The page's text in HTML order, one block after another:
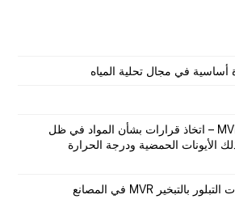
أساسية في مجال تحلية المياه
دليل اختيار مادة مبخر MVR – اتخاذ قرارات بشأن المواد في ظل
الأيونات الحمضية ودرجة الحرارة
سيناريوهات تطبيق معدات التبلور بالتبخير MVR في المصانع